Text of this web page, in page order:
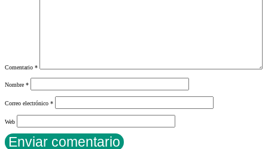
Comentario *
Nombre *
Correo electrónico *
Web